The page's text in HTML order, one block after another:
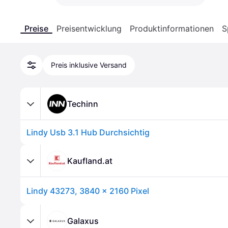
Preise Preisentwicklung Produktinformationen
Preis inklusive Versand
Techinn
Lindy Usb 3.1 Hub Durchsichtig
Kaufland.at
Lindy 43273, 3840 x 2160 Pixel
Galaxus